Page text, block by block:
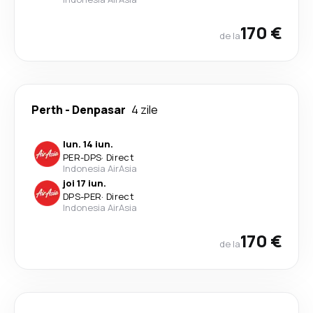
de la170 €
Perth - Denpasar 4 zile
lun. 14 iun.
PER-DPS· Direct
Indonesia AirAsia
joi 17 iun.
DPS-PER· Direct
Indonesia AirAsia
de la170 €